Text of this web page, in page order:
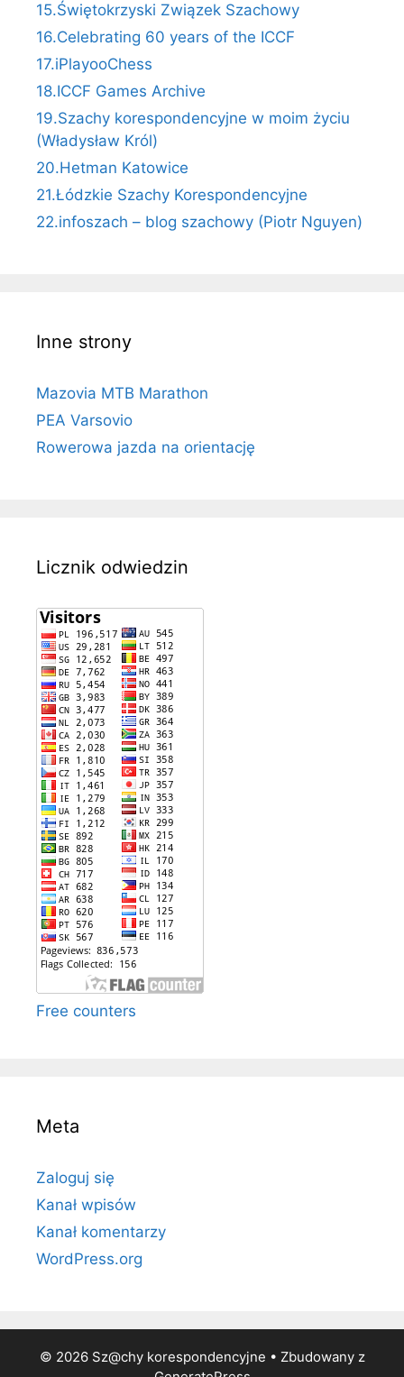
15.Świętokrzyski Związek Szachowy
16.Celebrating 60 years of the ICCF
17.iPlayooChess
18.ICCF Games Archive
19.Szachy korespondencyjne w moim życiu
(Władysław Król)
20.Hetman Katowice
21.Łódzkie Szachy Korespondencyjne
22.infoszach – blog szachowy (Piotr Nguyen)
Inne strony
Mazovia MTB Marathon
PEA Varsovio
Rowerowa jazda na orientację
Licznik odwiedzin
Free counters
Meta
Zaloguj się
Kanał wpisów
Kanał komentarzy
WordPress.org
© 2026 Sz@chy korespondencyjne • Zbudowany z